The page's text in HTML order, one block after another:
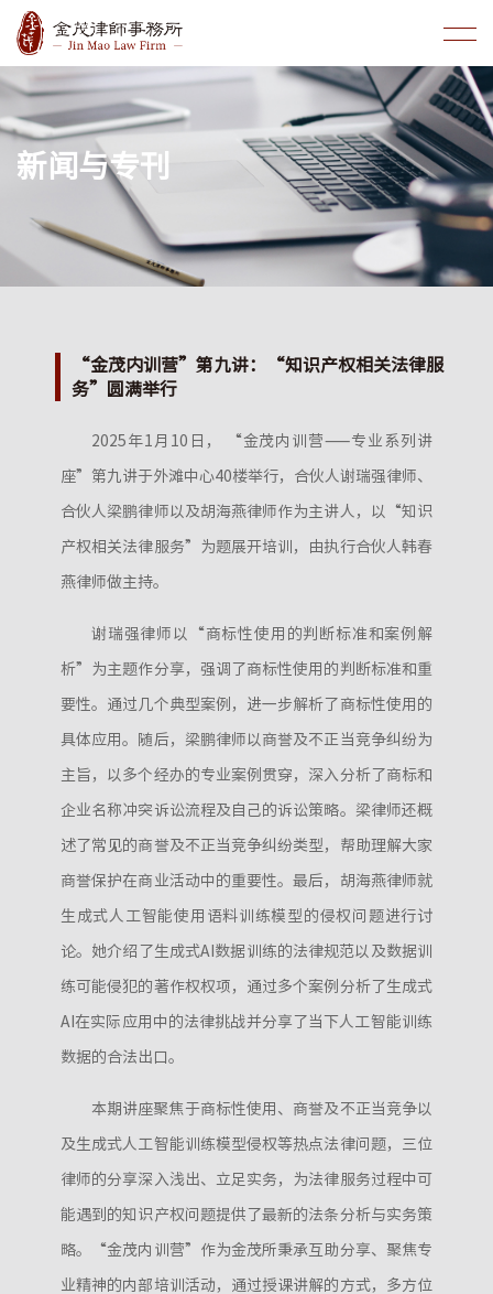
新闻与专刊
“金茂内训营”第九讲：“知识产权相关法律服
务”圆满举行
2025年1月10日， “金茂内训营——专业系列讲
座”第九讲于外滩中心40楼举行，合伙人谢瑞强律师、
合伙人梁鹏律师以及胡海燕律师作为主讲人，以“知识
产权相关法律服务”为题展开培训，由执行合伙人韩春
燕律师做主持。
谢瑞强律师以“商标性使用的判断标准和案例解
析”为主题作分享，强调了商标性使用的判断标准和重
要性。通过几个典型案例，进一步解析了商标性使用的
具体应用。随后，梁鹏律师以商誉及不正当竞争纠纷为
主旨，以多个经办的专业案例贯穿，深入分析了商标和
企业名称冲突诉讼流程及自己的诉讼策略。梁律师还概
述了常见的商誉及不正当竞争纠纷类型，帮助理解大家
商誉保护在商业活动中的重要性。最后，胡海燕律师就
生成式人工智能使用语料训练模型的侵权问题进行讨
论。她介绍了生成式AI数据训练的法律规范以及数据训
练可能侵犯的著作权权项，通过多个案例分析了生成式
AI在实际应用中的法律挑战并分享了当下人工智能训练
数据的合法出口。
本期讲座聚焦于商标性使用、商誉及不正当竞争以
及生成式人工智能训练模型侵权等热点法律问题，三位
律师的分享深入浅出、立足实务，为法律服务过程中可
能遇到的知识产权问题提供了最新的法条分析与实务策
略。“金茂内训营”作为金茂所秉承互助分享、聚焦专
业精神的内部培训活动，通过授课讲解的方式，多方位